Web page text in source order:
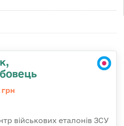
військових еталонів ЗСУ